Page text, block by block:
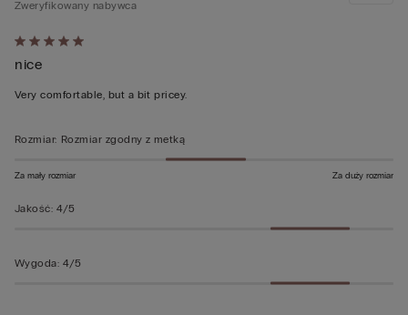
Ocena
5
z
Zweryfikowany nabywca
nice
Very comfortable, but a bit pricey.
Rozmiar: Rozmiar zgodny z metką
Za mały rozmiar Za duży rozmiar
Jakość: 4/5
Wygoda: 4/5